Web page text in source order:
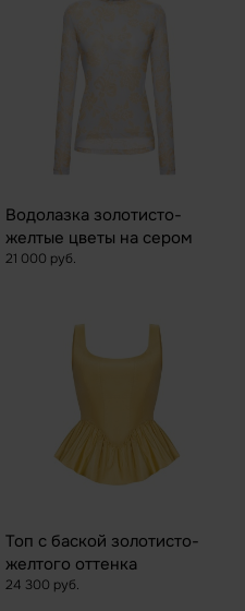
Водолазка золотисто-
желтые цветы на сером
фоне из сетки
21 000 руб.
Топ с баской золотисто-
желтого оттенка
24 300 руб.